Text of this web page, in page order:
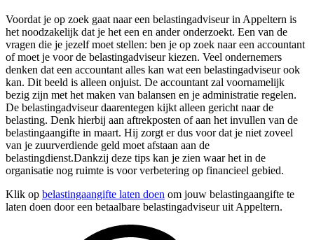
Voordat je op zoek gaat naar een belastingadviseur in Appeltern is
het noodzakelijk dat je het een en ander onderzoekt. Een van de
vragen die je jezelf moet stellen: ben je op zoek naar een accountant
of moet je voor de belastingadviseur kiezen. Veel ondernemers
denken dat een accountant alles kan wat een belastingadviseur ook
kan. Dit beeld is alleen onjuist. De accountant zal voornamelijk
bezig zijn met het maken van balansen en je administratie regelen.
De belastingadviseur daarentegen kijkt alleen gericht naar de
belasting. Denk hierbij aan aftrekposten of aan het invullen van de
belastingaangifte in maart. Hij zorgt er dus voor dat je niet zoveel
van je zuurverdiende geld moet afstaan aan de
belastingdienst.Dankzij deze tips kan je zien waar het in de
organisatie nog ruimte is voor verbetering op financieel gebied.
Klik op belastingaangifte laten doen om jouw belastingaangifte te
laten doen door een betaalbare belastingadviseur uit Appeltern.